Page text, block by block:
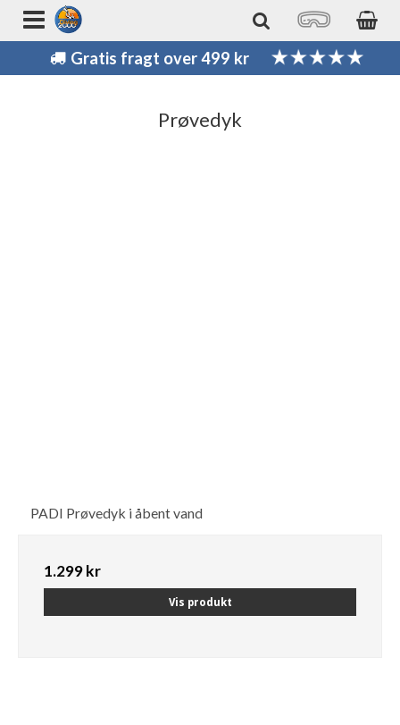
Gratis fragt over 499 kr
Prøvedyk
PADI Prøvedyk i åbent vand
1.299 kr
Vis produkt